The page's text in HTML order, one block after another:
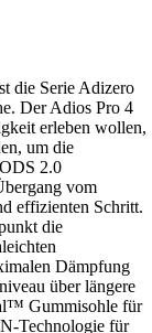
die Serie Adizero
Der Adios Pro 4
erleben wollen,
um die
2.0
vom
effizienten Schritt.
die
Dämpfung
über längere
Gummisohle für
Technologie für